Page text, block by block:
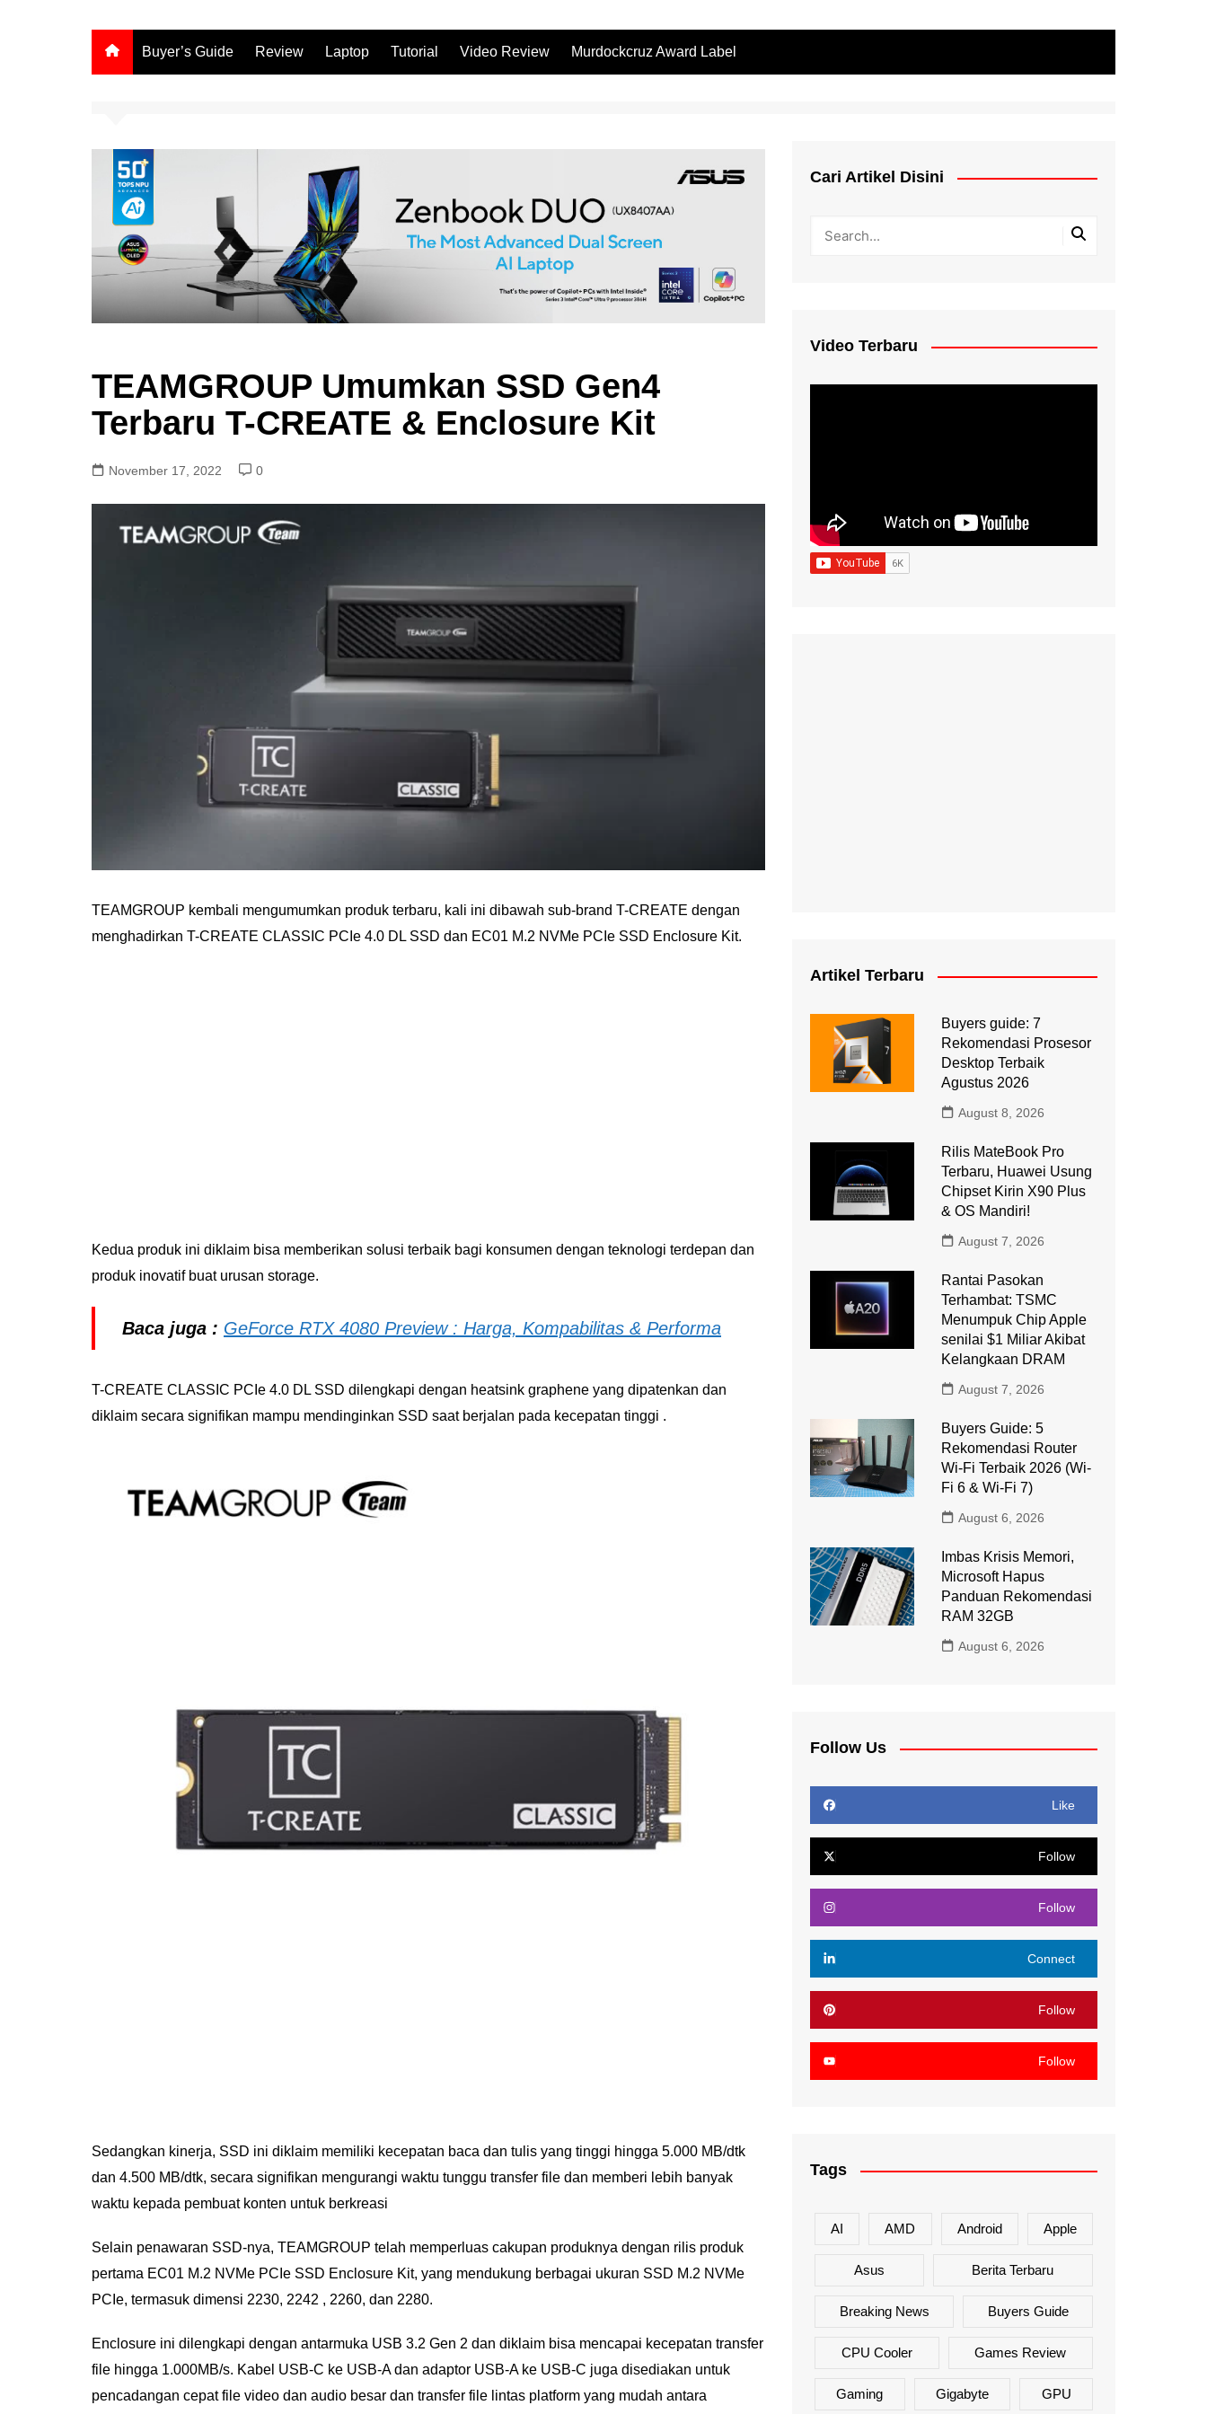
Buyer’s Guide Review Laptop Tutorial Video Review Murdockcruz Award Label
TEAMGROUP Umumkan SSD Gen4
Terbaru T-CREATE & Enclosure Kit
November 17, 2022 0
TEAMGROUP kembali mengumumkan produk terbaru, kali ini dibawah sub-brand T-CREATE dengan
menghadirkan T-CREATE CLASSIC PCIe 4.0 DL SSD dan EC01 M.2 NVMe PCIe SSD Enclosure Kit.
Kedua produk ini diklaim bisa memberikan solusi terbaik bagi konsumen dengan teknologi terdepan dan
produk inovatif buat urusan storage.
Baca juga : GeForce RTX 4080 Preview : Harga, Kompabilitas & Performa
T-CREATE CLASSIC PCIe 4.0 DL SSD dilengkapi dengan heatsink graphene yang dipatenkan dan
diklaim secara signifikan mampu mendinginkan SSD saat berjalan pada kecepatan tinggi .
Sedangkan kinerja, SSD ini diklaim memiliki kecepatan baca dan tulis yang tinggi hingga 5.000 MB/dtk
dan 4.500 MB/dtk, secara signifikan mengurangi waktu tunggu transfer file dan memberi lebih banyak
waktu kepada pembuat konten untuk berkreasi
Selain penawaran SSD-nya, TEAMGROUP telah memperluas cakupan produknya dengan rilis produk
pertama EC01 M.2 NVMe PCIe SSD Enclosure Kit, yang mendukung berbagai ukuran SSD M.2 NVMe
PCIe, termasuk dimensi 2230, 2242 , 2260, dan 2280.
Enclosure ini dilengkapi dengan antarmuka USB 3.2 Gen 2 dan diklaim bisa mencapai kecepatan transfer
file hingga 1.000MB/s. Kabel USB-C ke USB-A dan adaptor USB-A ke USB-C juga disediakan untuk
pencadangan cepat file video dan audio besar dan transfer file lintas platform yang mudah antara
Cari Artikel Disini
Video Terbaru
Artikel Terbaru
Buyers guide: 7
Rekomendasi Prosesor
Desktop Terbaik
Agustus 2026
August 8, 2026
Rilis MateBook Pro
Terbaru, Huawei Usung
Chipset Kirin X90 Plus
& OS Mandiri!
August 7, 2026
Rantai Pasokan
Terhambat: TSMC
Menumpuk Chip Apple
senilai $1 Miliar Akibat
Kelangkaan DRAM
August 7, 2026
Buyers Guide: 5
Rekomendasi Router
Wi-Fi Terbaik 2026 (Wi-
Fi 6 & Wi-Fi 7)
August 6, 2026
Imbas Krisis Memori,
Microsoft Hapus
Panduan Rekomendasi
RAM 32GB
August 6, 2026
Follow Us
Like
Follow
Follow
Connect
Follow
Follow
Tags
AI AMD Android Apple
Asus Berita Terbaru
Breaking News Buyers Guide
CPU Cooler Games Review
Gaming Gigabyte GPU